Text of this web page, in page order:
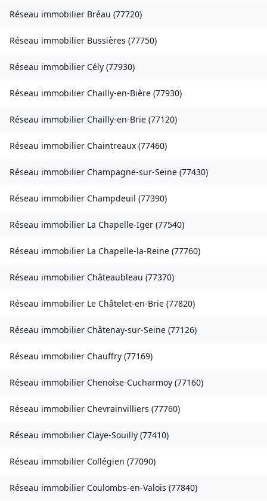
Réseau immobilier Bréau (77720)
Réseau immobilier Bussières (77750)
Réseau immobilier Cély (77930)
Réseau immobilier Chailly-en-Bière (77930)
Réseau immobilier Chailly-en-Brie (77120)
Réseau immobilier Chaintreaux (77460)
Réseau immobilier Champagne-sur-Seine (77430)
Réseau immobilier Champdeuil (77390)
Réseau immobilier La Chapelle-Iger (77540)
Réseau immobilier La Chapelle-la-Reine (77760)
Réseau immobilier Châteaubleau (77370)
Réseau immobilier Le Châtelet-en-Brie (77820)
Réseau immobilier Châtenay-sur-Seine (77126)
Réseau immobilier Chauffry (77169)
Réseau immobilier Chenoise-Cucharmoy (77160)
Réseau immobilier Chevrainvilliers (77760)
Réseau immobilier Claye-Souilly (77410)
Réseau immobilier Collégien (77090)
Réseau immobilier Coulombs-en-Valois (77840)